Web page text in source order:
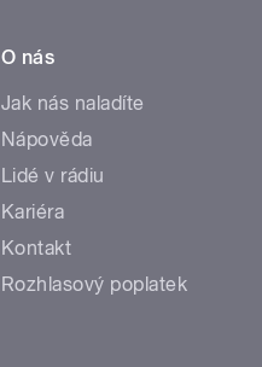
O nás
Jak nás naladíte
Nápověda
Lidé v rádiu
Kariéra
Kontakt
Rozhlasový poplatek